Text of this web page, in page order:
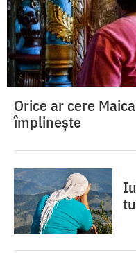
Orice ar cere
împlinește